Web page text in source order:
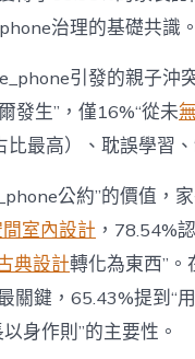
治理的基礎共識。
引發的親子沖
發生”，僅16%“從未
比最高）、耽誤學習
公約”的價值，
室內設計 ，78.54%
典設計轉化為東西”
關鍵，65.43%提到“
身作則”的主要性。